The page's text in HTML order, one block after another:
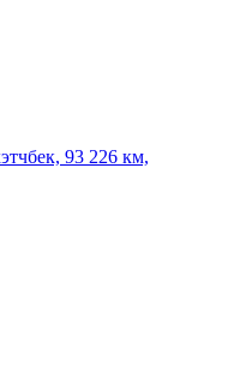
93 226 км,